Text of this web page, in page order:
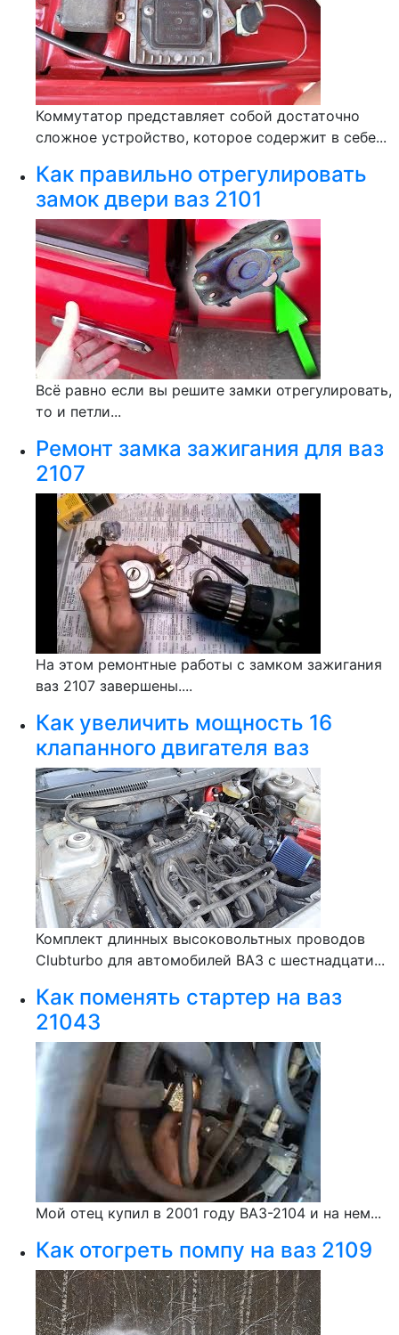
Коммутатор представляет собой достаточно
сложное устройство, которое содержит в себе...
Как правильно отрегулировать
замок двери ваз 2101
Всё равно если вы решите замки отрегулировать,
то и петли...
Ремонт замка зажигания для ваз
2107
На этом ремонтные работы с замком зажигания
ваз 2107 завершены....
Как увеличить мощность 16
клапанного двигателя ваз
Комплект длинных высоковольтных проводов
Clubturbo для автомобилей ВАЗ с шестнадцати...
Как поменять стартер на ваз
21043
Мой отец купил в 2001 году ВАЗ-2104 и на нем...
Как отогреть помпу на ваз 2109